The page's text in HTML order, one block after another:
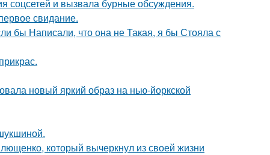
соцсетей и вызвала бурные обсуждения.
свидание.
бы Написали, что она не Такая, я бы Стояла с
новый яркий образ на нью-йоркской
который вычеркнул из своей жизни